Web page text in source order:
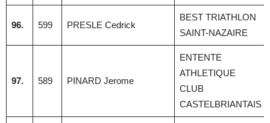
96. 599 PRESLE Cedrick
BEST TRIATHLON
SAINT-NAZAIRE
97. 589 PINARD Jerome
ENTENTE
ATHLETIQUE
CLUB
CASTELBRIANTAIS